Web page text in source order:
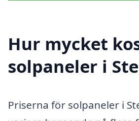
Hur mycket
solpaneler i
Priserna för solpaneler i